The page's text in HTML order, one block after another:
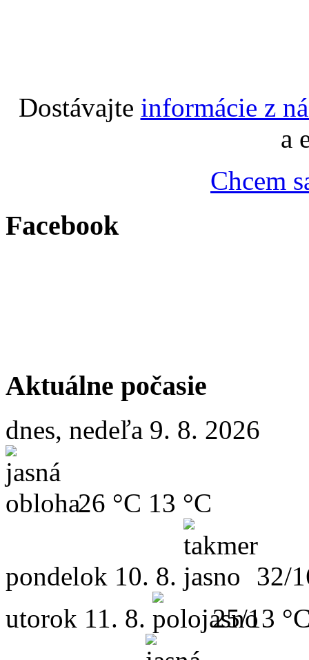
Dostávajte informácie z
a
Chcem
Facebook
Aktuálne počasie
dnes, nedeľa 9. 8. 2026
26 °C 13 °C
pondelok 10. 8.
32/
utorok 11. 8. 25/13